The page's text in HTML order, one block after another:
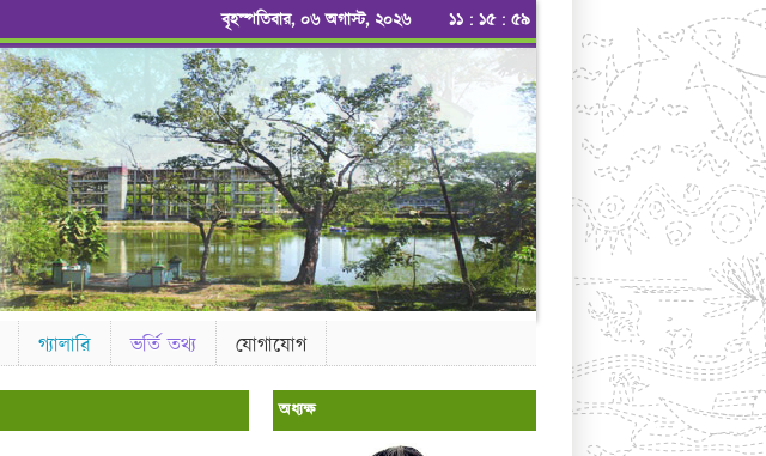
বৃহস্পতিবার, ০৬ অগাস্ট, ২০২৬ ১১ : ১৬ : ০০
গ্যালারি ভর্তি তথ্য যোগাযোগ
অধ্যক্ষ